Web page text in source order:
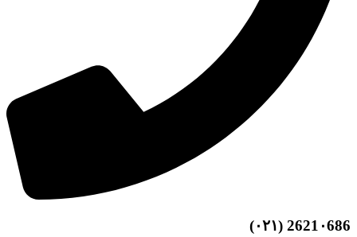
2621۰686 (۰۲۱)